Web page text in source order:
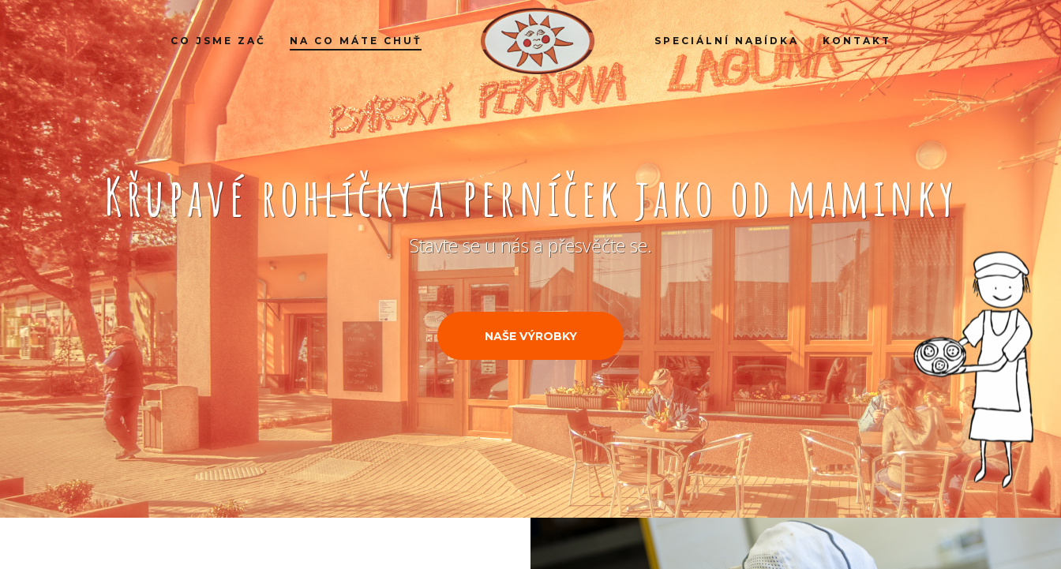
CO JSME ZAČ NA CO MÁTE CHUŤ SPECIÁLNÍ NABÍDKA KONTAKT
Křupavé rohlíčky a perníček jako od maminky
Stavte se u nás a přesvěčte se.
NAŠE VÝROBKY